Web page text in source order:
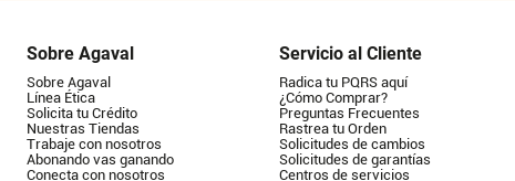
Sobre Agaval
Sobre Agaval
Línea Ética
Solicita tu Crédito
Nuestras Tiendas
Trabaje con nosotros
Abonando vas ganando
Conecta con nosotros
Servicio al Cliente
Radica tu PQRS aquí
¿Cómo Comprar?
Preguntas Frecuentes
Rastrea tu Orden
Solicitudes de cambios
Solicitudes de garantías
Centros de servicios